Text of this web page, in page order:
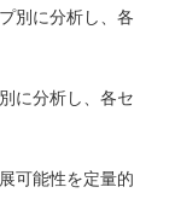
別に分析し、各
に分析し、各セ
可能性を定量的